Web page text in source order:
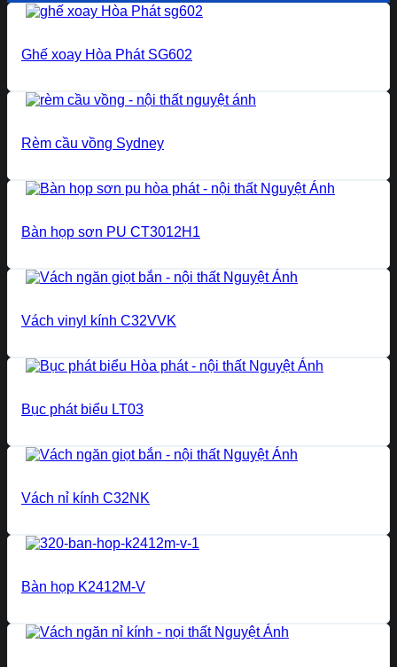
Ghế xoay Hòa Phát SG602
Rèm cầu vồng Sydney
Bàn họp sơn PU CT3012H1
Vách vinyl kính C32VVK
Bục phát biểu LT03
Vách nỉ kính C32NK
Bàn họp K2412M-V